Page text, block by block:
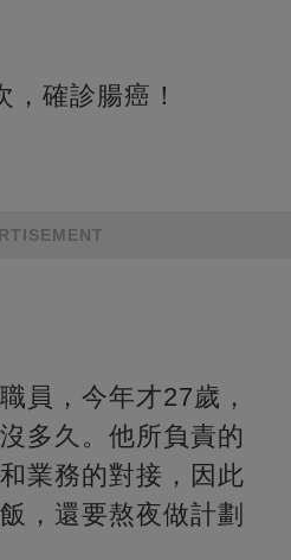
確診腸癌！
員，今年才27歲，
多久。他所負責的
業務的對接，因此
，還要熬夜做計劃